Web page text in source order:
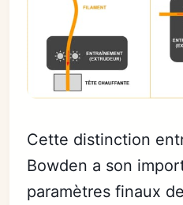
Cette distinction
Bowden a son
paramètres finaux